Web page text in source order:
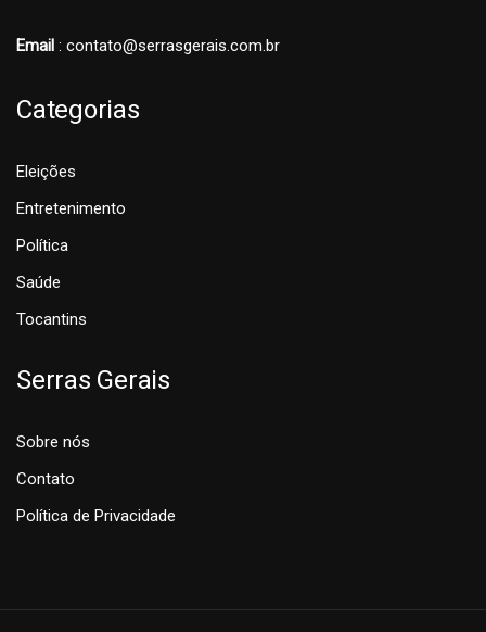
Email : contato@serrasgerais.com.br
Categorias
Eleições
Entretenimento
Política
Saúde
Tocantins
Serras Gerais
Sobre nós
Contato
Política de Privacidade